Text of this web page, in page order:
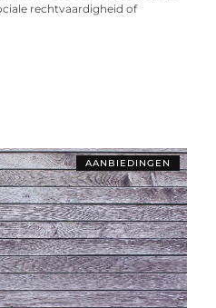
rechtvaardigheid of
AANBIEDINGEN